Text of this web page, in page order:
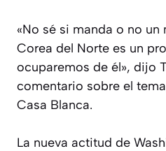
«No sé si manda o no un
Corea del Norte es un
ocuparemos de él», dijo
comentario sobre el
Casa Blanca.
La nueva actitud de